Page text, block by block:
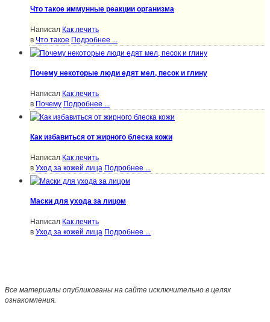
Что такое иммунные реакции организма
Написал Как лечить
в Что такое Подробнее ...
Почему некоторые люди едят мел, песок и глину
Написал Как лечить
в Почему Подробнее ...
Как избавиться от жирного блеска кожи
Написал Как лечить
вУход за кожей лица Подробнее ...
Маски для ухода за лицом
Написал Как лечить
вУход за кожей лица Подробнее ...
Все материалы опубликованы на сайте исключительно в целях
ознакомления.